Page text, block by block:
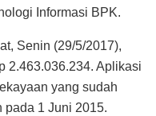
Informasi BPK.
Senin (29/5/2017),
2.463.036.234. Aplikasi
yang sudah
1 Juni 2015.